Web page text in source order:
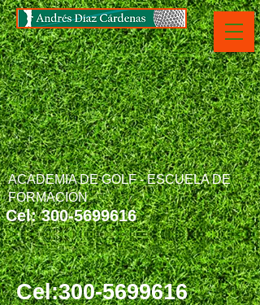
ACADEMIA DE GOLF - ESCUELA DE
FORMACION
Cel:300-5699616
Cel:300-5699616